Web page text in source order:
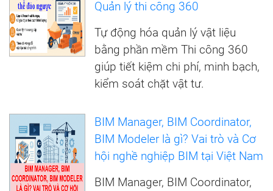
Quản lý thi công 360
Tự động hóa quản lý vật liệu
bằng phần mềm Thi công 360
giúp tiết kiệm chi phí, minh bạch,
kiểm soát chặt vật tư.
BIM Manager, BIM Coordinator,
BIM Modeler là gì? Vai trò và Cơ
hội nghề nghiệp BIM tại Việt Nam
BIM Manager, BIM Coordinator,